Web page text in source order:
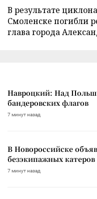
В результате
Смоленске погибли
глава города
Навроцкий: Над
бандеровских флагов
7 минут назад
В Новороссийске
безэкипажных катеров
7 минут назад